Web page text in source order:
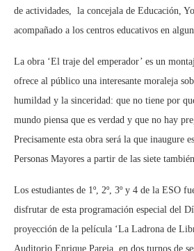
de actividades, la concejala de Educación,
acompañado a los centros educativos en
La obra ‘El traje del emperador’ es un
ofrece al público una interesante moraleja
humildad y la sinceridad: que no tiene por
mundo piensa que es verdad y que no hay
Precisamente esta obra será la que inaugure
Personas Mayores a partir de las siete
Los estudiantes de 1º, 2º, 3º y 4 de la ESO
disfrutar de esta programación especial del
proyección de la película ‘La Ladrona de
Auditorio Enrique Pareja, en dos turnos de